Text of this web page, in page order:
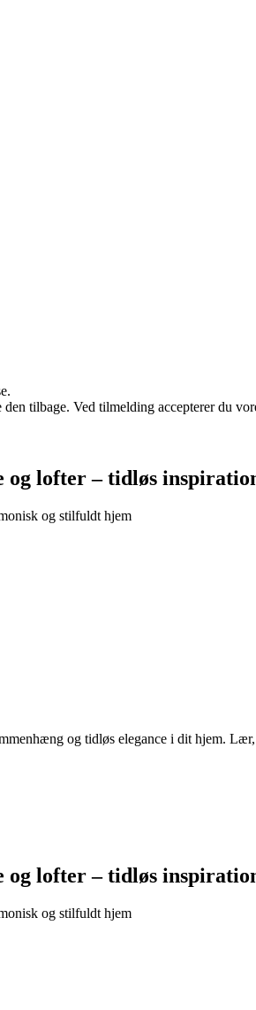
tilbage. Ved tilmelding accepterer du
og lofter – tidløs
og stilfuldt hjem
og tidløs elegance i dit hjem.
og lofter – tidløs
og stilfuldt hjem